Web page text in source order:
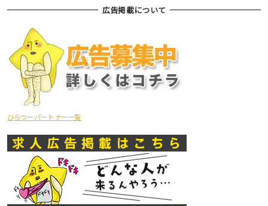
広告掲載について
ひらつーパートナー一覧